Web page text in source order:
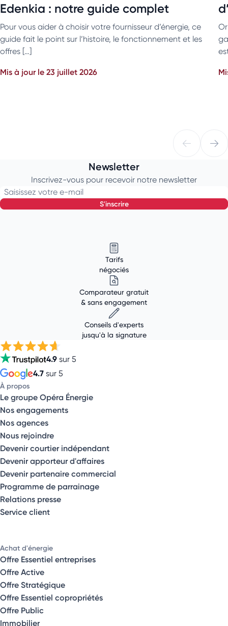
Edenkia : notre guide complet
Pour vous aider à choisir votre fournisseur d’énergie, ce
guide fait le point sur l’histoire, le fonctionnement et les
offres […]
Mis à jour le 23 juillet 2026
Newsletter
Inscrivez-vous pour recevoir notre newsletter
Saisissez votre e-mail
s'inscrire
Tarifs
négociés
Comparateur gratuit
& sans engagement
Conseils d'experts
jusqu'à la signature
4.9 sur 5
4.7 sur 5
À propos
Le groupe Opéra Énergie
Nos engagements
Nos agences
Nous rejoindre
Devenir courtier indépendant
Devenir apporteur d'affaires
Devenir partenaire commercial
Programme de parrainage
Relations presse
Service client
Achat d'énergie
Offre Essentiel entreprises
Offre Active
Offre Stratégique
Offre Essentiel copropriétés
Offre Public
Immobilier